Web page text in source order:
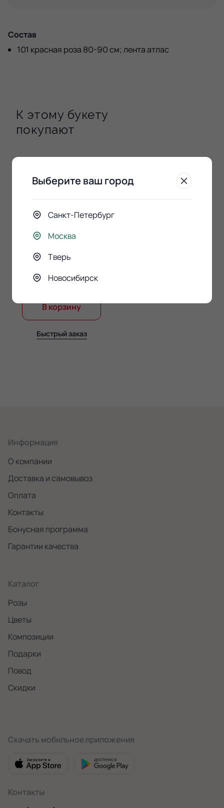
Состав
101 красная роза 80-90 см; лента атлас
К этому букету
покупают
Конфеты Raffaello 150гр.
890 ₽
В корзину
Быстрый заказ
Информация
О компании
Доставка и самовывоз
Оплата
Контакты
Бонусная программа
Гарантии качества
Каталог
Розы
Цветы
Композиции
Подарки
Повод
Скидки
Скачать мобильное приложения
Контакты
Выберите ваш город
Санкт-Петербург
Москва
Тверь
Новосибирск